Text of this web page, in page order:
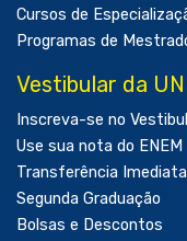
Cursos de
Programas de
Vestibular da
Inscreva-se no
Use sua nota do ENEM
Transferência Imediata
Segunda Graduação
Bolsas e Descontos